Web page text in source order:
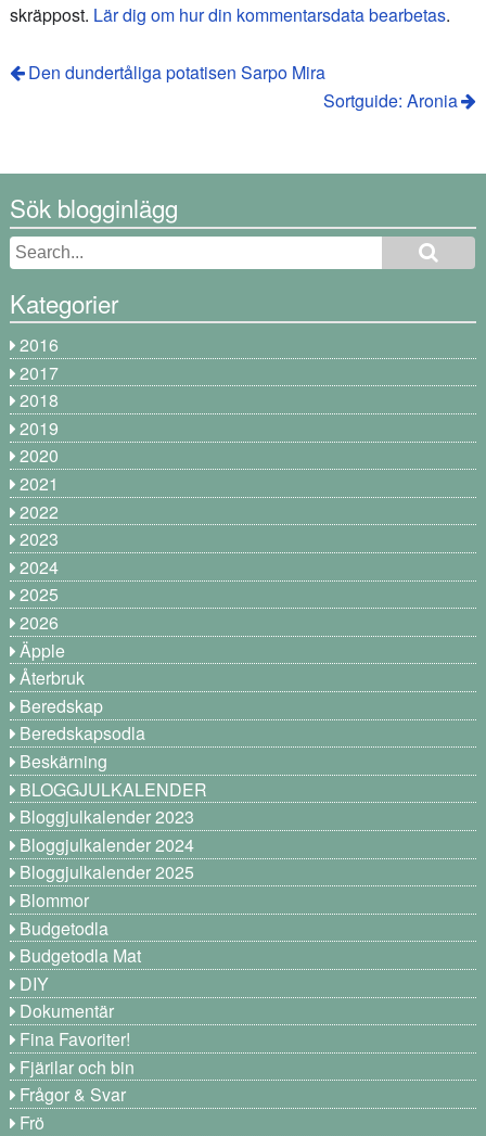
skräppost. Lär dig om hur din kommentarsdata bearbetas.
Den dundertåliga potatisen Sarpo Mira
Sortguide: Aronia
Sök blogginlägg
Kategorier
2016
2017
2018
2019
2020
2021
2022
2023
2024
2025
2026
Äpple
Återbruk
Beredskap
Beredskapsodla
Beskärning
BLOGGJULKALENDER
Bloggjulkalender 2023
Bloggjulkalender 2024
Bloggjulkalender 2025
Blommor
Budgetodla
Budgetodla Mat
DIY
Dokumentär
Fina Favoriter!
Fjärilar och bin
Frågor & Svar
Frö